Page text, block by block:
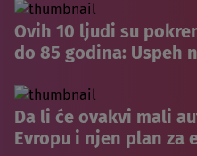
Ovih 10 ljudi su
do 85 godina: Uspeh
Da li će ovakvi mali
Evropu i njen plan za